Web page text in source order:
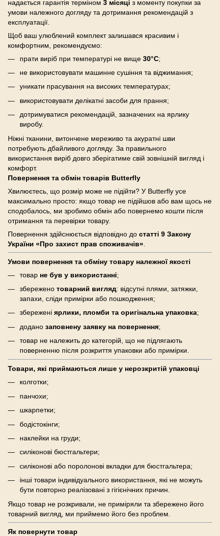
надається гарантія терміном 3 місяці з моменту покупки за
умови належного догляду та дотримання рекомендацій з
експлуатації.
Щоб ваш улюблений комплект залишався красивим і
комфортним, рекомендуємо:
прати виріб при температурі не вище 30°C;
не використовувати машинне сушіння та віджимання;
уникати прасування на високих температурах;
використовувати делікатні засоби для прання;
дотримуватися рекомендацій, зазначених на ярлику
виробу.
Ніжні тканини, витончене мереживо та акуратні шви
потребують дбайливого догляду. За правильного
використання виріб довго зберігатиме свій зовнішній вигляд і
комфорт.
Повернення та обмін товарів Butterfly
Хвилюєтесь, що розмір може не підійти? У Butterfly усе
максимально просто: якщо товар не підійшов або вам щось не
сподобалось, ми зробимо обмін або повернемо кошти після
отримання та перевірки товару.
Повернення здійснюється відповідно до статті 9 Закону
України «Про захист прав споживачів»
Умови повернення та обміну товару належної якості
товар не був у використанні;
збережено товарний вигляд: відсутні плями, затяжки,
запахи, сліди примірки або пошкодження;
збережені ярлики, пломби та оригінальна упаковка;
додано заповнену заявку на повернення;
товар не належить до категорій, що не підлягають
поверненню після розкриття упаковки або примірки.
Товари, які приймаються лише у нерозкритій упаковці
колготки;
панчохи;
шкарпетки;
бодістокінги;
наклейки на груди;
силіконові бюстгальтери;
силіконові або поролонові вкладки для бюстгальтера;
інші товари індивідуального використання, які не можуть
бути повторно реалізовані з гігієнічних причин.
Якщо товар не розкривали, не приміряли та збережено його
товарний вигляд, ми приймемо його без проблем.
Як повернути товар